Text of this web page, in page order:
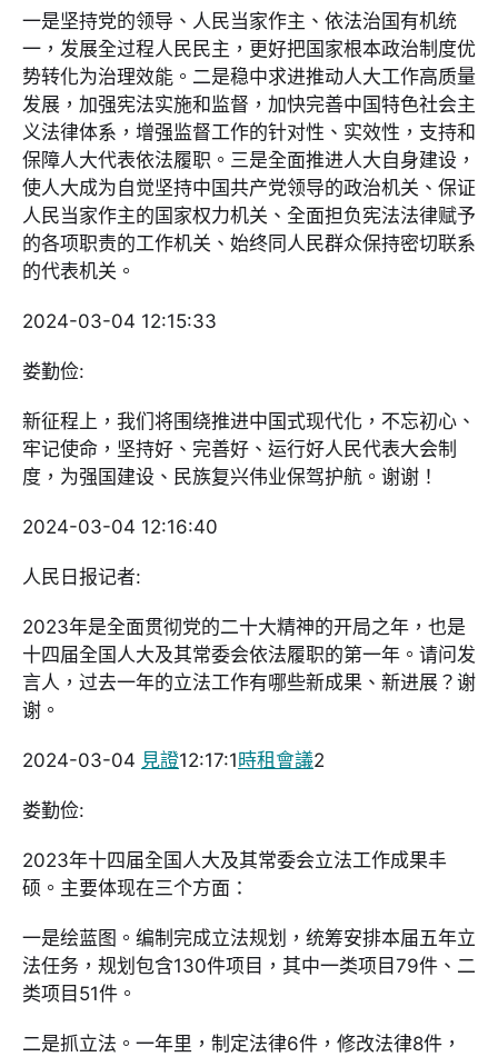
一是坚持党的领导、人民当家作主、依法治国有机统
一，发展全过程人民民主，更好把国家根本政治制度优
势转化为治理效能。二是稳中求进推动人大工作高质量
发展，加强宪法实施和监督，加快完善中国特色社会主
义法律体系，增强监督工作的针对性、实效性，支持和
保障人大代表依法履职。三是全面推进人大自身建设，
使人大成为自觉坚持中国共产党领导的政治机关、保证
人民当家作主的国家权力机关、全面担负宪法法律赋予
的各项职责的工作机关、始终同人民群众保持密切联系
的代表机关。
2024-03-04 12:15:33
娄勤俭:
新征程上，我们将围绕推进中国式现代化，不忘初心、
牢记使命，坚持好、完善好、运行好人民代表大会制
度，为强国建设、民族复兴伟业保驾护航。谢谢！
2024-03-04 12:16:40
人民日报记者:
2023年是全面贯彻党的二十大精神的开局之年，也是
十四届全国人大及其常委会依法履职的第一年。请问发
言人，过去一年的立法工作有哪些新成果、新进展？谢
谢。
2024-03-04 見證12:17:1 時租會議2
娄勤俭:
2023年十四届全国人大及其常委会立法工作成果丰
硕。主要体现在三个方面：
一是绘蓝图。编制完成立法规划，统筹安排本届五年立
法任务，规划包含130件项目，其中一类项目79件、二
类项目51件。
二是抓立法。一年里，制定法律6件，修改法律8件，